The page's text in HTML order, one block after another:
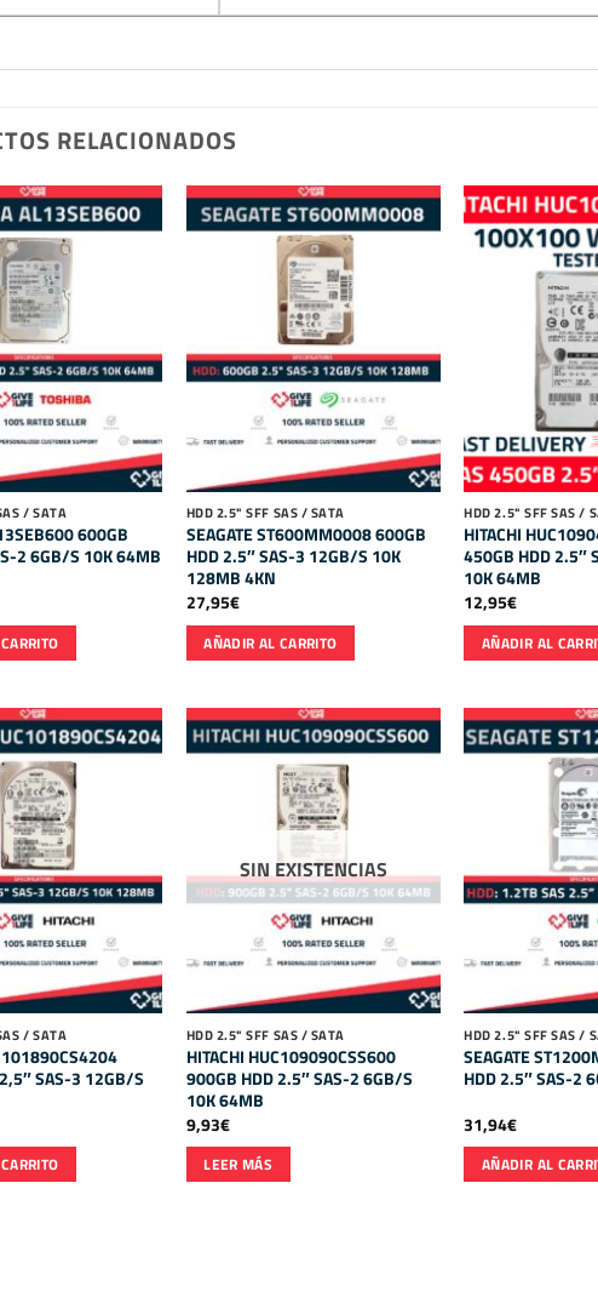
RELACIONADOS
/ SATA
600GB
2 6GB/S 10K 64MB
HDD 2.5" SFF SAS / SATA
SEAGATE ST600MM0008 600GB
HDD 2.5″ SAS-3 12GB/S 10K
128MB 4KN
27,95€
AÑADIR AL CARRITO
HDD 2.5" SFF SAS /
HITACHI
450GB HDD 2.5″
10K 64MB
12,95€
AÑADIR AL
/ SATA
SAS-3 12GB/S
SIN EXISTENCIAS
HDD 2.5" SFF SAS / SATA
HITACHI HUC109090CSS600
900GB HDD 2.5″ SAS-2 6GB/S
10K 64MB
9,93€
LEER MÁS
HDD 2.5" SFF SAS /
SEAGATE
HDD 2.5″ SAS-2
31,94€
AÑADIR AL